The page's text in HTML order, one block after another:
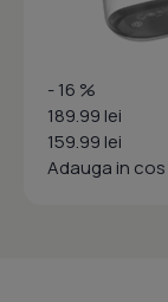
- 16 %
189.99 lei
159.99 lei
Adauga in cos